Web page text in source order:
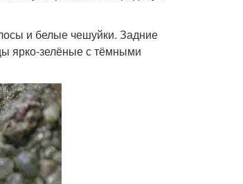
и белые чешуйки. Задние
ярко-зелёные с тёмными